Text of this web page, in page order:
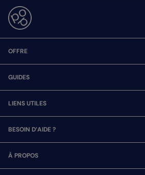
OFFRE
GUIDES
LIENS UTILES
BESOIN D’AIDE ?
À PROPOS